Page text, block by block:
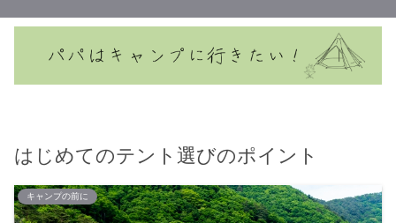
はじめてのテント選びのポイント
キャンプの前に